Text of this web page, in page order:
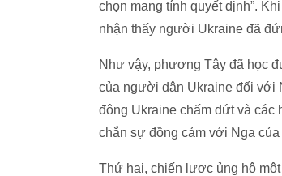
chọn mang tính quyết định”.
nhận thấy người Ukraine đã
Như vậy, phương Tây đã học
của người dân Ukraine đối với
đông Ukraine chấm dứt và các
chắn sự đồng cảm với Nga
Thứ hai, chiến lược ủng hộ